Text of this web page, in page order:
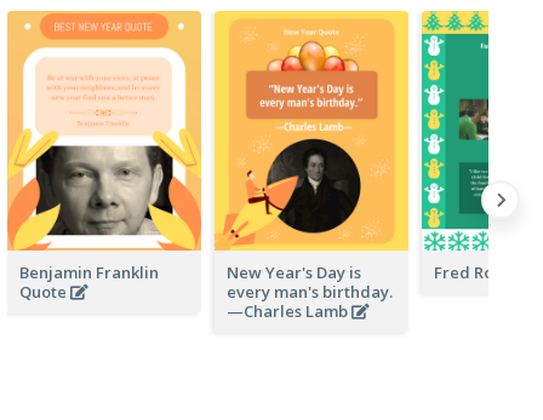
Benjamin Franklin
Quote
New Year's Day is
every man's birthday.
—Charles Lamb
Fred Rogers